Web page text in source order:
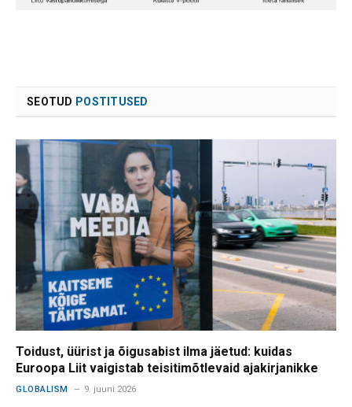
SEOTUD POSTITUSED
Toidust, üürist ja õigusabist ilma jäetud: kuidas
Euroopa Liit vaigistab teisitimõtlevaid ajakirjanikke
GLOBALISM 9. juuni 2026